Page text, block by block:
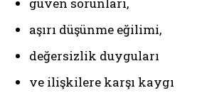
aşırı düşünme eğilimi,
değersizlik duyguları
ve ilişkilere karşı kaygı